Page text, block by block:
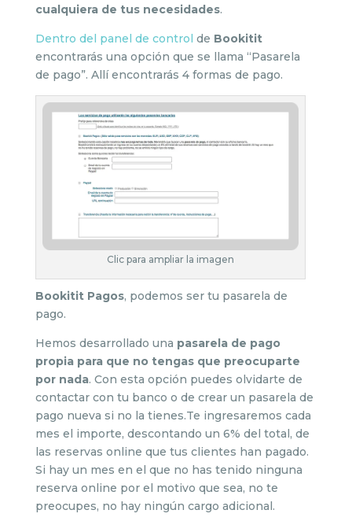
cualquiera de tus necesidades.
Dentro del panel de control de Bookitit
encontrarás una opción que se llama “Pasarela
de pago”. Allí encontrarás 4 formas de pago.
Clic para ampliar la imagen
Bookitit Pagos, podemos ser tu pasarela de
pago.
Hemos desarrollado una pasarela de pago
propia para que no tengas que preocuparte
por nada. Con esta opción puedes olvidarte de
contactar con tu banco o de crear un pasarela de
pago nueva si no la tienes.Te ingresaremos cada
mes el importe, descontando un 6% del total, de
las reservas online que tus clientes han pagado.
Si hay un mes en el que no has tenido ninguna
reserva online por el motivo que sea, no te
preocupes, no hay ningún cargo adicional.